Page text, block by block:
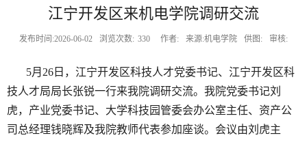
江宁开发区来机电学院调研交流
发布时间:2026-06-02 浏览次数: 330 作者: 来源:机电学院 供图: 审核:
5月 26 日，江宁开发区科技人才党委书记、江宁开发区科
技人才局局长张锐一行来我院调研交流。我院党委书记刘
虎，产业党委书记、大学科技园管委会办公室主任、资产公
司总经理钱晓辉及我院教师代表参加座谈。会议由刘虎主